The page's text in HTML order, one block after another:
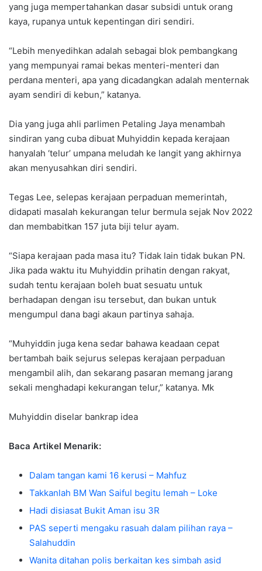
yang juga mempertahankan dasar subsidi untuk orang
kaya, rupanya untuk kepentingan diri sendiri.
“Lebih menyedihkan adalah sebagai blok pembangkang
yang mempunyai ramai bekas menteri-menteri dan
perdana menteri, apa yang dicadangkan adalah menternak
ayam sendiri di kebun,” katanya.
Dia yang juga ahli parlimen Petaling Jaya menambah
sindiran yang cuba dibuat Muhyiddin kepada kerajaan
hanyalah ‘telur’ umpana meludah ke langit yang akhirnya
akan menyusahkan diri sendiri.
Tegas Lee, selepas kerajaan perpaduan memerintah,
didapati masalah kekurangan telur bermula sejak Nov 2022
dan membabitkan 157 juta biji telur ayam.
“Siapa kerajaan pada masa itu? Tidak lain tidak bukan PN.
Jika pada waktu itu Muhyiddin prihatin dengan rakyat,
sudah tentu kerajaan boleh buat sesuatu untuk
berhadapan dengan isu tersebut, dan bukan untuk
mengumpul dana bagi akaun partinya sahaja.
“Muhyiddin juga kena sedar bahawa keadaan cepat
bertambah baik sejurus selepas kerajaan perpaduan
mengambil alih, dan sekarang pasaran memang jarang
sekali menghadapi kekurangan telur,” katanya. Mk
Muhyiddin diselar bankrap idea
Baca Artikel Menarik:
Dalam tangan kami 16 kerusi – Mahfuz
Takkanlah BM Wan Saiful begitu lemah – Loke
Hadi disiasat Bukit Aman isu 3R
PAS seperti mengaku rasuah dalam pilihan raya –
Salahuddin
Wanita ditahan polis berkaitan kes simbah asid